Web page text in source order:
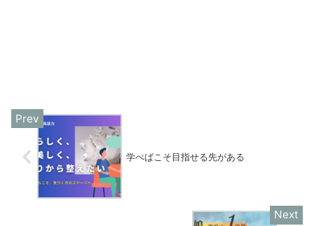
学べばこそ目指せる先がある